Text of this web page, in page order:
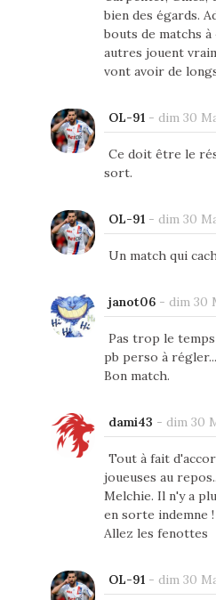
bien des égards.
bouts de matchs à
autres jouent
vont avoir de
OL-91 - dim 30
Ce doit être le
sort.
OL-91 - dim 30
Un match qui
janot06- dim 30
Pas trop le
pb perso à régler...
Bon match.
dami43 - dim 30
Tout à fait
joueuses au
Melchie. Il n'y a
en sorte indemne !
Allez les fenottes
OL-91 - dim 30